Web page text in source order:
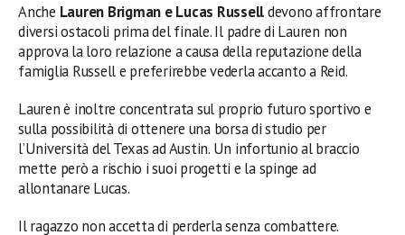
Anche Lauren Brigman e Lucas Russelldevono affrontare
diversi ostacoli prima del finale. Il padre di Lauren non
approva la loro relazione a causa della reputazione della
famiglia Russell e preferirebbe vederla accanto a Reid.
Lauren è inoltre concentrata sul proprio futuro sportivo e
sulla possibilità di ottenere una borsa di studio per
l’Università del Texas ad Austin. Un infortunio al braccio
mette però a rischio i suoi progetti e la spinge ad
allontanare Lucas.
Il ragazzo non accetta di perderla senza combattere.